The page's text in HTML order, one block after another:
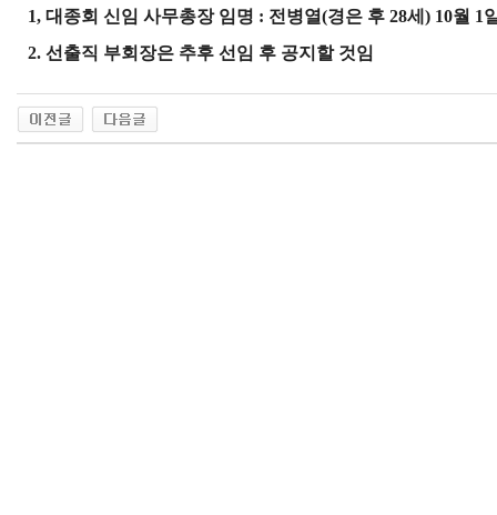
1, 대종회 신임 사무총장 임명 : 전병열(경은 후 28세 ) 10월 1
2. 선출직 부회장은 추후 선임 후 공지할 것임